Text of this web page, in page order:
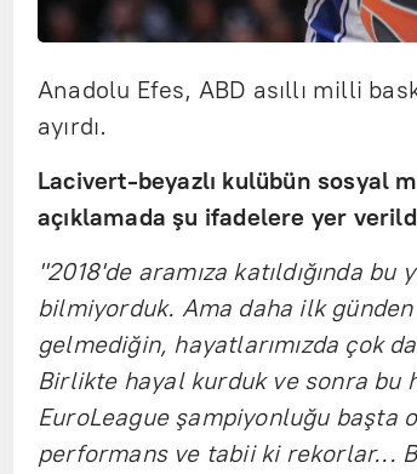
Anadolu Efes, ABD asıllı milli
ayırdı.
Lacivert-beyazlı kulübün sosyal
açıklamada şu ifadelere yer
"2018'de aramıza katıldığında
bilmiyorduk. Ama daha ilk
gelmediğin, hayatlarımızda çok
Birlikte hayal kurduk ve sonra bu
EuroLeague şampiyonluğu başta
performans ve tabii ki rekorlar...